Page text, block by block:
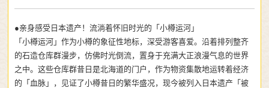
●亲身感受日本遗产！流淌着怀旧时光的「小樽运河」
「小樽运河」作为小樽的象征性地标，深受游客喜爱。沿着排列整齐
的石造仓库群漫步，仿佛时光倒流，置身于充满大正浪漫气息的世界
之中。这些仓库群昔日是北海道的门户，作为物资集散地运转着经济
的「血脉」，见证了小樽昔日的繁华盛况，现今被列入日本遗产「被